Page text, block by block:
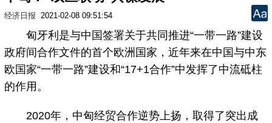
经济日报 2021-02-08 09:51:54
匈牙利是与中国签署关于共同推进“一带一路”建设
政府间合作文件的首个欧洲国家，近年来在中国与中东
欧国家“一带一路”建设和“17+1合作”中发挥了中流砥柱
的作用。
2020年，中匈经贸合作逆势上扬，取得了突出成